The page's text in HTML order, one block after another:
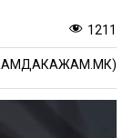
1211